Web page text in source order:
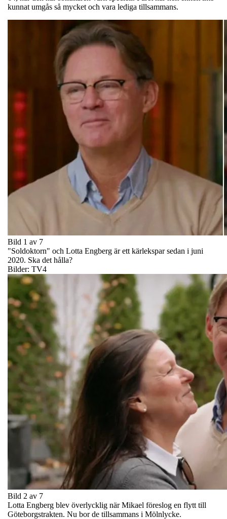
kunnat umgås så mycket och vara lediga tillsammans.
Bild 1 av 7
"Soldoktorn" och Lotta Engberg är ett kärlekspar sedan i juni
2020. Ska det hålla?
Bilder: TV4
Bild 2 av 7
Lotta Engberg blev överlycklig när Mikael föreslog en flytt till
Göteborgstrakten. Nu bor de tillsammans i Mölnlycke.